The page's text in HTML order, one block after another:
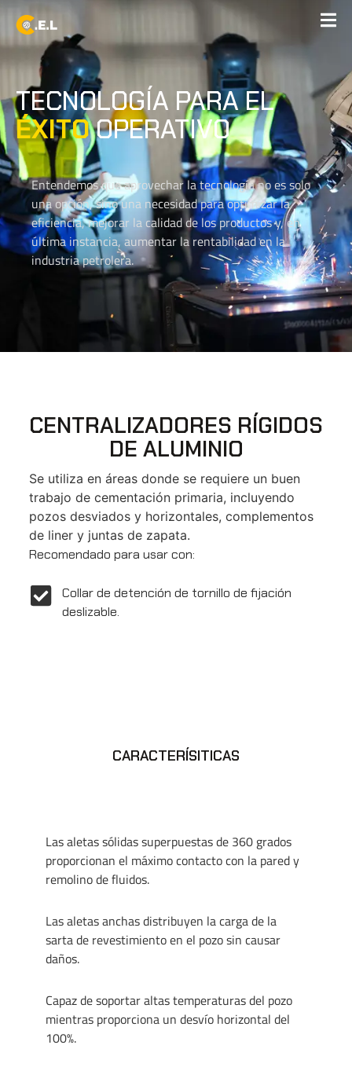
TECNOLOGÍA PARA EL
ÉXITOOPERATIVO
Entendemos que aprovechar la tecnología no es solo
una opción, sino una necesidad para optimizar la
eficiencia, mejorar la calidad de los productos y, en
última instancia, aumentar la rentabilidad en la
industria petrolera.
CARACTERÍSITICAS
Las aletas sólidas superpuestas de 360 grados
proporcionan el máximo contacto con la pared y
remolino de fluidos.
Las aletas anchas distribuyen la carga de la
sarta de revestimiento en el pozo sin causar
daños.
Capaz de soportar altas temperaturas del pozo
mientras proporciona un desvío horizontal del
100%.
CENTRALIZADORES RÍGIDOS
DE ALUMINIO
Se utiliza en áreas donde se requiere un buen
trabajo de cementación primaria, incluyendo
pozos desviados y horizontales, complementos
de liner y juntas de zapata.
Recomendado para usar con:
Collar de detención de tornillo de fijación
deslizable.